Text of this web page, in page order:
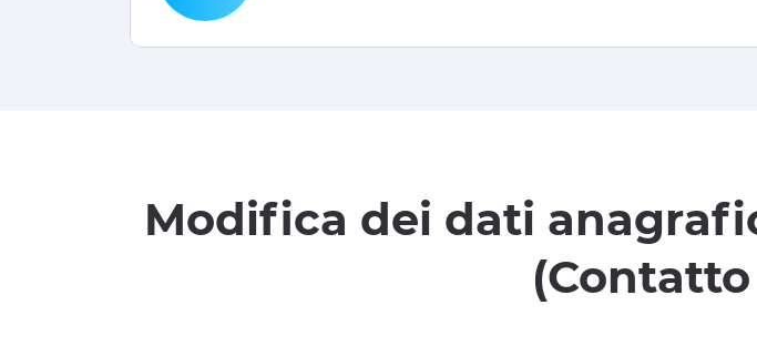
Modifica dei dati